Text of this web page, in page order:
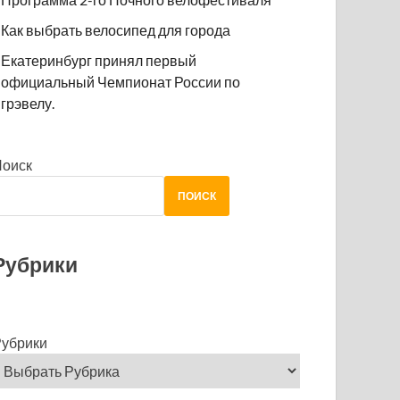
Как выбрать велосипед для города
Екатеринбург принял первый
официальный Чемпионат России по
грэвелу.
ПОИСК